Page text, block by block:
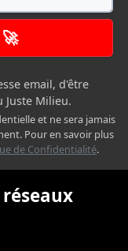
email, d'être
Juste Milieu.
et ne sera jamais
Pour en savoir plus
de Confidentialité.